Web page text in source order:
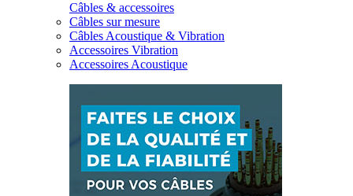
Câbles & accessoires
Câbles sur mesure
Câbles Acoustique & Vibration
Accessoires Vibration
Accessoires Acoustique